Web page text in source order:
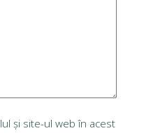
și site-ul web în acest